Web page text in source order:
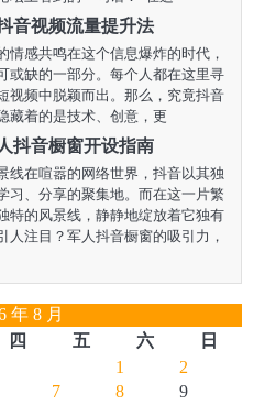
音视频流量提升法
情感共鸣在这个信息爆炸的时代，
或缺的一部分。每个人都在这里寻
视频中脱颖而出。那么，究竟抖音
藏着的是技术、创意，更
抖音橱窗开设指南
线在喧嚣的网络世界，抖音以其独
习、分享的聚集地。而在这一片繁
特的风景线，静静地绽放着它独有
人注目？军人抖音橱窗的吸引力，
年 8 月
四 五 六
日
1
2
7 8
9